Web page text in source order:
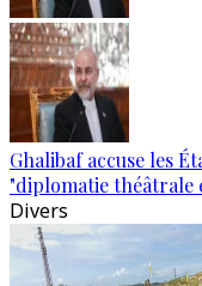
Ghalibaf accuse les
"diplomatie théâtrale
Divers